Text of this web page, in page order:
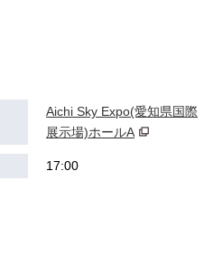
Aichi Sky Expo(愛知県国際
展示場)ホールA
17:00